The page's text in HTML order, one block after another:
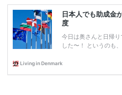
EVERYDAY – 日常ブログ
ABOUT US- サイトについ